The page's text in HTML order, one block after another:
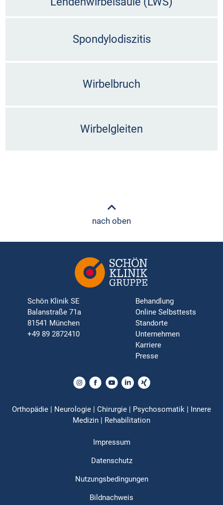
Spondylodiszitis
Wirbelbruch
Wirbelgleiten
nach oben
Schön Klinik SE
Balanstraße 71a
81541 München
+49 89 2872410
Behandlung
Online Selbsttests
Standorte
Unternehmen
Karriere
Presse
Orthopädie | Neurologie | Chirurgie | Psychosomatik | Innere
Medizin | Rehabilitation
Impressum
Datenschutz
Nutzungsbedingungen
Bildnachweis